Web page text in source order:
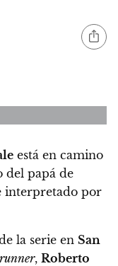
está en camino
del papá de
interpretado por
la serie en San
, Roberto